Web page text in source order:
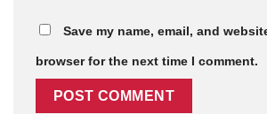
Save my name, email, and
browser for the next time I comment.